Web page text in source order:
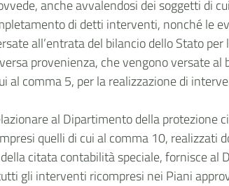
anche avvalendosi dei soggetti di
di detti interventi, nonché le
all’entrata del bilancio dello Stato
provenienza, che vengono versate
al comma 5, per la realizzazione di
al Dipartimento della protezione
quelli di cui al comma 10, realizzati
citata contabilità speciale, fornisce
gli interventi ricompresi nei Piani